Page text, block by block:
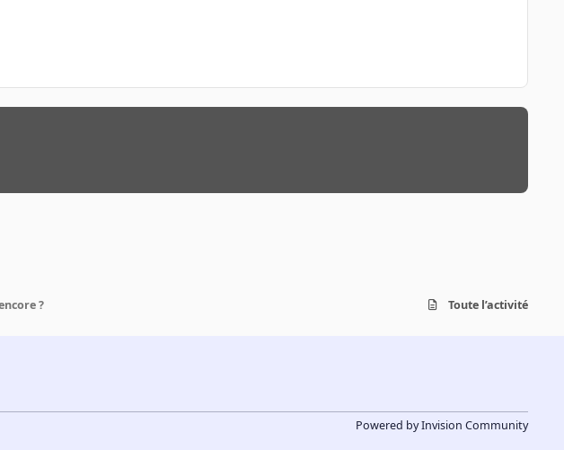
? Toute l’activité
Powered byInvision Community